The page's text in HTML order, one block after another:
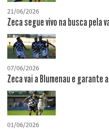
21/06/2026
Zeca segue vivo na busca pela
07/06/2026
Zeca vai a Blumenau e garante
01/06/2026